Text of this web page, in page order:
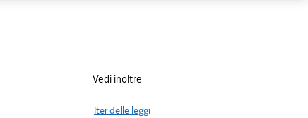
Vedi inoltre
Iter delle leggi